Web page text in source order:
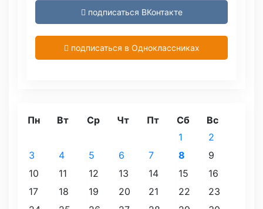
подписаться ВКонтакте
подписаться в Одноклассниках
Пн Вт Ср Чт Пт Сб
Вс
1
2
3
4 5 6 7 8
9
10
11 12 13 14 15
16
17
18 19 20 21 22
23